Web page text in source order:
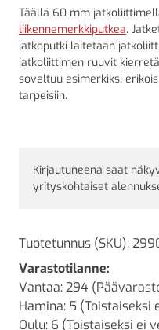
Täällä 60 mm
liikennemerkkiputkea.
jatkoputki laitetaan
jatkoliittimen ruuvit
soveltuu esimerkiksi
tarpeisiin.
Kirjautuneena saat
yrityskohtaiset
Tuotetunnus (SKU):
Varastotilanne:
Vantaa: 294
Hamina: 5 (Toistaiseksi
Oulu: 6 (Toistaiseksi ei